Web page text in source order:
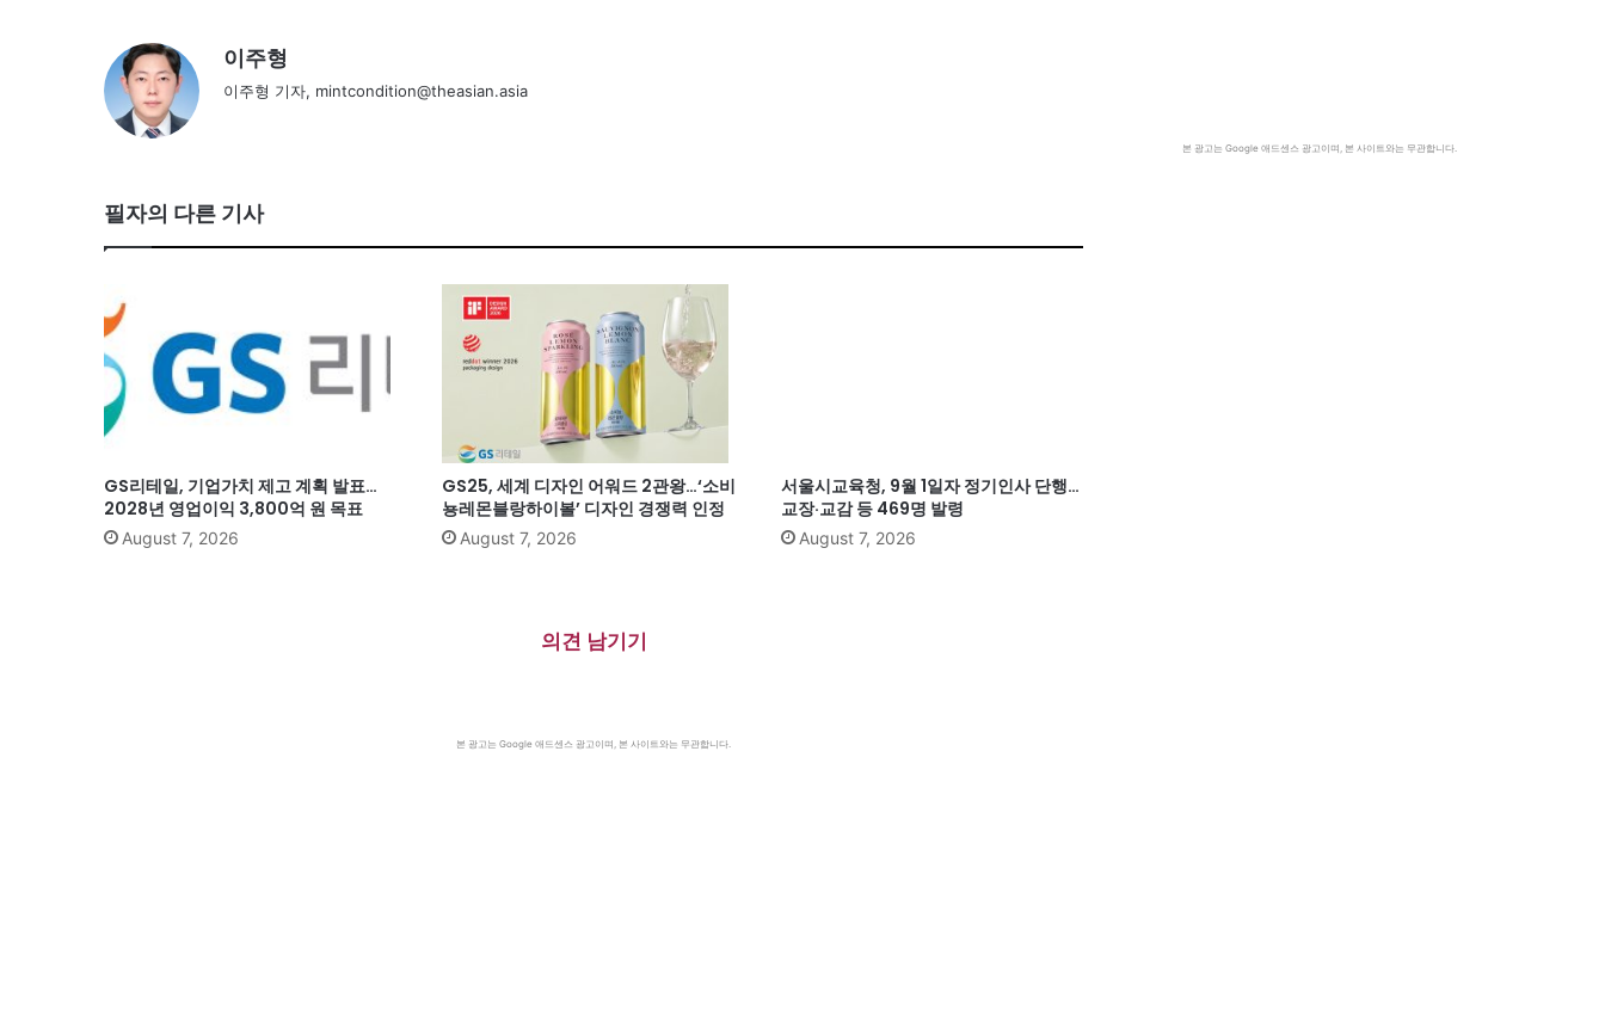
이주형
이주형 기자, mintcondition@theasian.asia
필자의 다른 기사
GS리테일, 기업가치 제고 계획 발표…
2028년 영업이익 3,800억 원 목표
August 7, 2026
GS25, 세계 디자인 어워드 2관왕…‘소비
뇽레몬블랑하이볼’ 디자인 경쟁력 인정
August 7, 2026
서울시교육청, 9월 1일자 정기인사 단행…
교장·교감 등 469명 발령
August 7, 2026
의견 남기기
본 광고는 Google 애드센스 광고이며, 본 사이트와는 무관합니다.
본 광고는 Google 애드센스 광고이며, 본 사이트와는 무관합니다.